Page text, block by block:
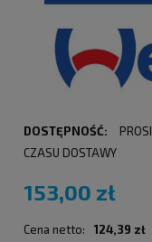
DOSTĘPNOŚĆ:
CZASU DOSTAWY
153,00 zł
Cena netto: 124,39 zł